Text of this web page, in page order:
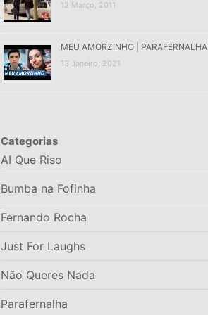
12 Março, 2011
MEU AMORZINHO | PARAFERNALHA
13 Janeiro, 2021
Categorias
AI Que Riso
Bumba na Fofinha
Fernando Rocha
Just For Laughs
Não Queres Nada
Parafernalha